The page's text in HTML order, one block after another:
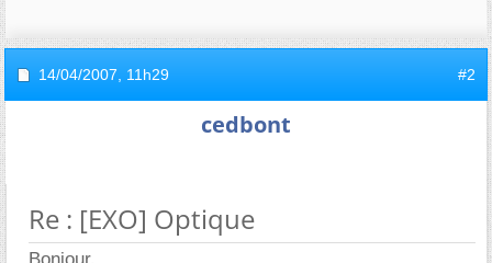
14/04/2007, 11h29 #2
cedbont
Re : [EXO] Optique
Bonjour,